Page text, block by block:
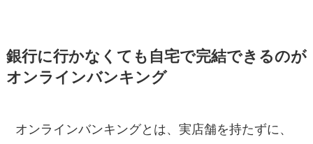
銀行に行かなくても自宅で完結できるのが
オンラインバンキング
オンラインバンキングとは、実店舗を持たずに、